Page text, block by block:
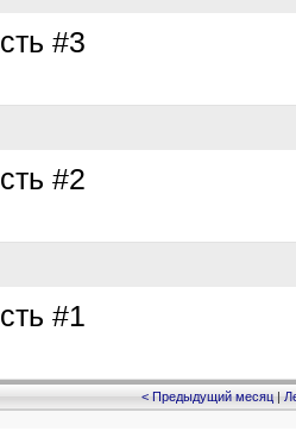
#3
#2
#1
< Предыдущий месяц|